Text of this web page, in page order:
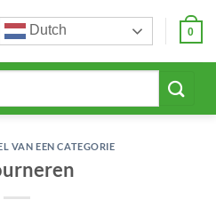
Dutch 0
VAN EEN CATEGORIE